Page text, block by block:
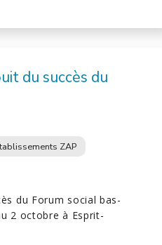
du succès du
ZAP
du Forum social bas-
2 octobre à Esprit-